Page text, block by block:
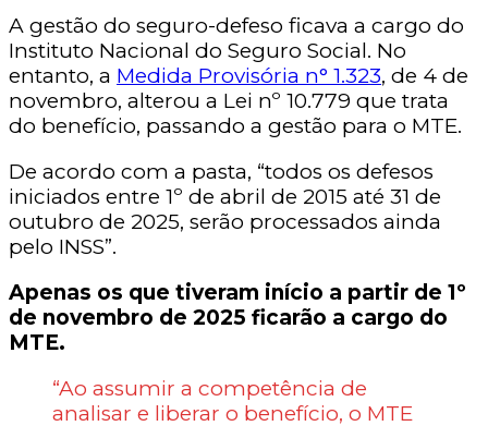
A gestão do seguro-defeso ficava a cargo do
Instituto Nacional do Seguro Social. No
entanto, a Medida Provisória n° 1.323, de 4 de
novembro, alterou a Lei nº 10.779 que trata
do benefício, passando a gestão para o MTE.
De acordo com a pasta, “todos os defesos
iniciados entre 1º de abril de 2015 até 31 de
outubro de 2025, serão processados ainda
pelo INSS”.
Apenas os que tiveram início a partir de 1º
de novembro de 2025 ficarão a cargo do
MTE.
“Ao assumir a competência de
analisar e liberar o benefício, o MTE